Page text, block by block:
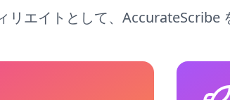
リエイトとして、AccurateScribe